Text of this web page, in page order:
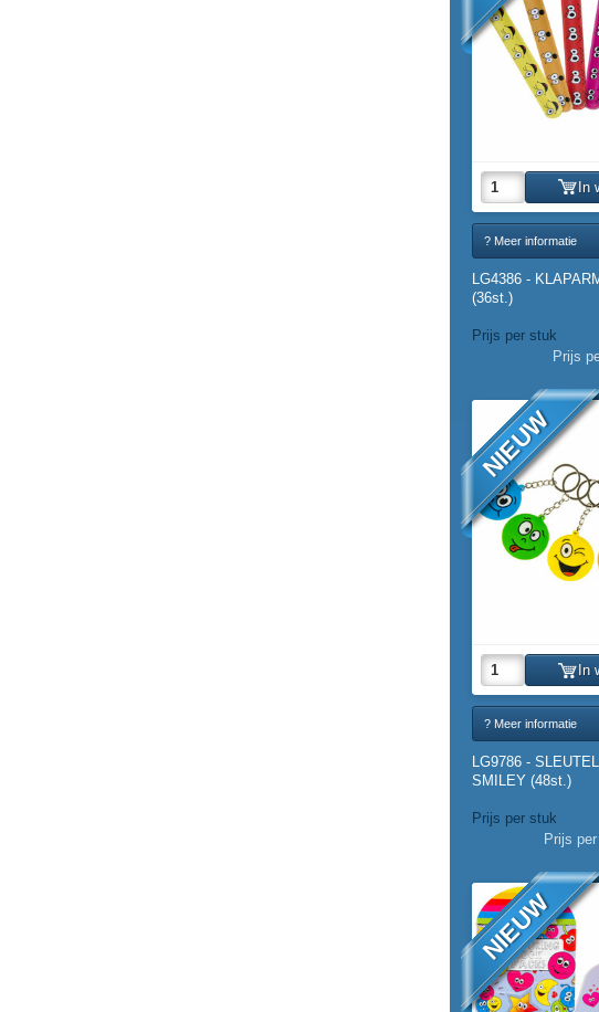
In
? Meer informatie
LG4386 -
(36st.)
Prijs per stuk
Prijs
NIEUW
In
? Meer informatie
LG9786 -
SMILEY (48st.)
Prijs per stuk
Prijs
NIEUW